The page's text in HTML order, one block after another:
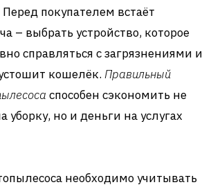
покупателем встаёт
– выбрать устройство, которое
справляться с загрязнениями и
кошелёк. Правильный
способен сэкономить не
уборку, но и деньги на услугах
необходимо учитывать